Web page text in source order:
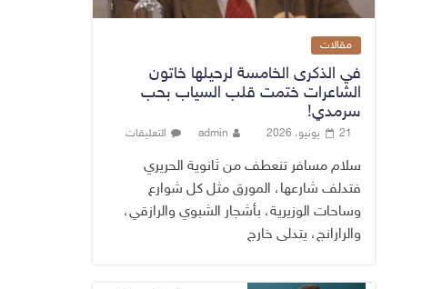
مقالات
في الذكرى الخامسة لرحيلها خاتون
الشاعرات ختمت قلب السياب بحب
سرمدي!
21 يونيو، 2026 admin التعليقات
سلام مسافر تنعطف من ثانوية الحريري
فتدلف شارعها، المورق مثل كل شوارع
وساحات الوزيرية، بأشجار الشبوي والرازقي،
والرارانج، يتدلى خارج